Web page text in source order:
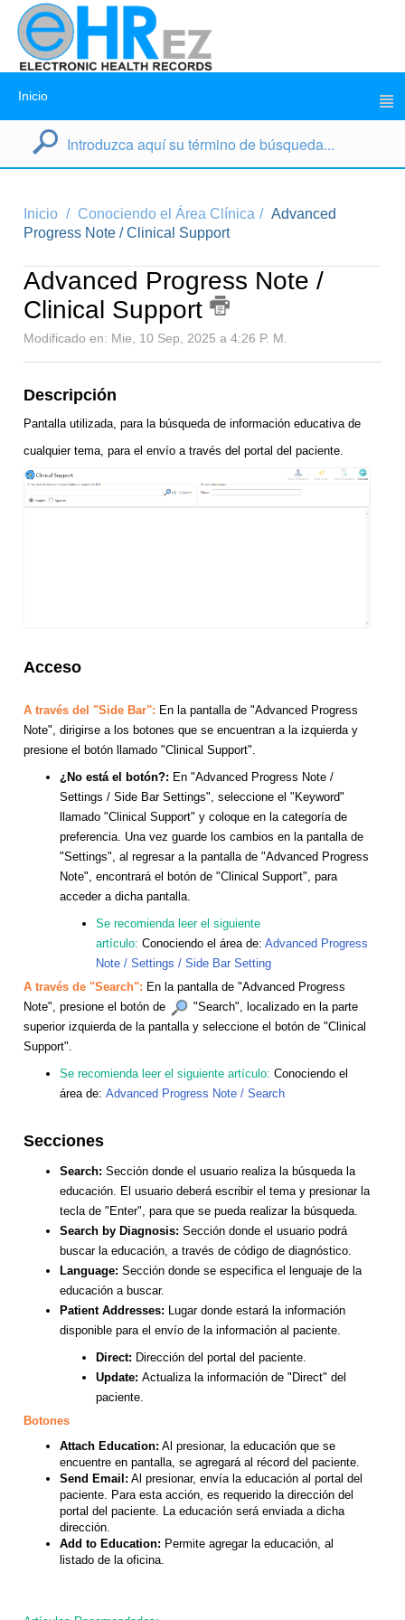
Inicio
Inicio Conociendo el Área Clínica
Advanced
Progress Note / Clinical Support
Advanced Progress Note /
Clinical Support
Modificado en: Mie, 10 Sep, 2025 a 4:26 P. M.
Descripción
Pantalla utilizada, para la búsqueda de información educativa de
cualquier tema, para el envío a través del portal del paciente.
Acceso
A través del "Side Bar": En la pantalla de "Advanced Progress
Note", dirigirse a los botones que se encuentran a la izquierda y
presione el botón llamado "Clinical Support".
¿No está el botón?: En "Advanced Progress Note /
Settings / Side Bar Settings", seleccione el "Keyword"
llamado "Clinical Support" y coloque en la categoría de
preferencia. Una vez guarde los cambios en la pantalla de
"Settings", al regresar a la pantalla de "Advanced Progress
Note", encontrará el botón de "Clinical Support", para
acceder a dicha pantalla.
Se recomienda leer el siguiente
artículo: Conociendo el área de: Advanced Progress
Note / Settings / Side Bar Setting
A través de "Search": En la pantalla de "Advanced Progress
Note", presione el botón de
"Search", localizado en la parte
superior izquierda de la pantalla y seleccione el botón de "Clinical
Support".
Se recomienda leer el siguiente artículo: Conociendo el
área de: Advanced Progress Note / Search
Secciones
Search: Sección donde el usuario realiza la búsqueda la
educación. El usuario deberá escribir el tema y presionar la
tecla de "Enter", para que se pueda realizar la búsqueda.
Search by Diagnosis: Sección donde el usuario podrá
buscar la educación, a través de código de diagnóstico.
Language: Sección donde se especifica el lenguaje de la
educación a buscar.
Patient Addresses: Lugar donde estará la información
disponible para el envío de la información al paciente.
Direct: Dirección del portal del paciente.
Update: Actualiza la información de "Direct" del
paciente.
Botones
Attach Education: Al presionar, la educación que se
encuentre en pantalla, se agregará al récord del paciente.
Send Email: Al presionar, envía la educación al portal del
paciente. Para esta acción, es requerido la dirección del
portal del paciente. La educación será enviada a dicha
dirección.
Add to Education: Permite agregar la educación, al
listado de la oficina.